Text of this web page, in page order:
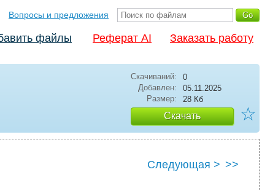
Вопросы и предложения
файлы Реферат AI Заказать работу
Скачиваний:
0
Добавлен:
05.11.2025
Размер:
28 Кб
Скачать ☆
Следующая > >>